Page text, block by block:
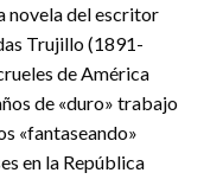
novela del escritor
Trujillo (1891-
de América
de «duro» trabajo
«fantaseando»
en la República